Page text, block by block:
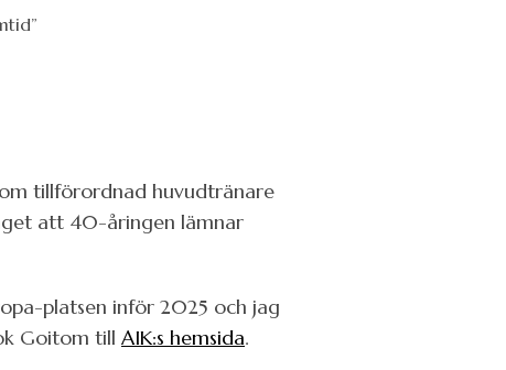
tillförordnad huvudtränare
att 40-åringen lämnar
platsen inför 2025 och jag
Goitom till AIK:s hemsida.